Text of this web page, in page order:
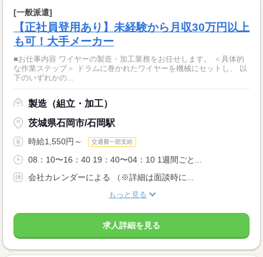
[一般派遣]
【正社員登用あり】未経験から月収30万円以上
も可！大手メーカー
■お仕事内容 ワイヤーの製造・加工業務をお任せします。 ＜具体的
な作業ステップ＞ ドラムに巻かれたワイヤーを機械にセットし、 以
下のいずれかの...
製造（組立・加工）
茨城県石岡市/石岡駅
時給1,550円～ 交通費一部支給
08：10〜16：40 19：40〜04：10 1週間ごと...
会社カレンダーによる （※詳細は面談時に...
もっと見る
求人詳細を見る